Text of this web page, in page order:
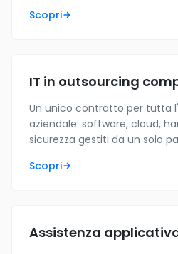
Scopri
IT in outsourcing
Un unico contratto per tutta
aziendale: software, cloud,
sicurezza gestiti da un solo
Scopri
Assistenza